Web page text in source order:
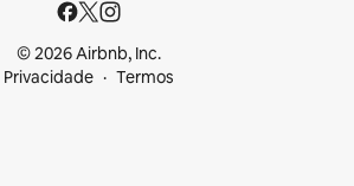
© 2026 Airbnb, Inc.
Privacidade
Termos